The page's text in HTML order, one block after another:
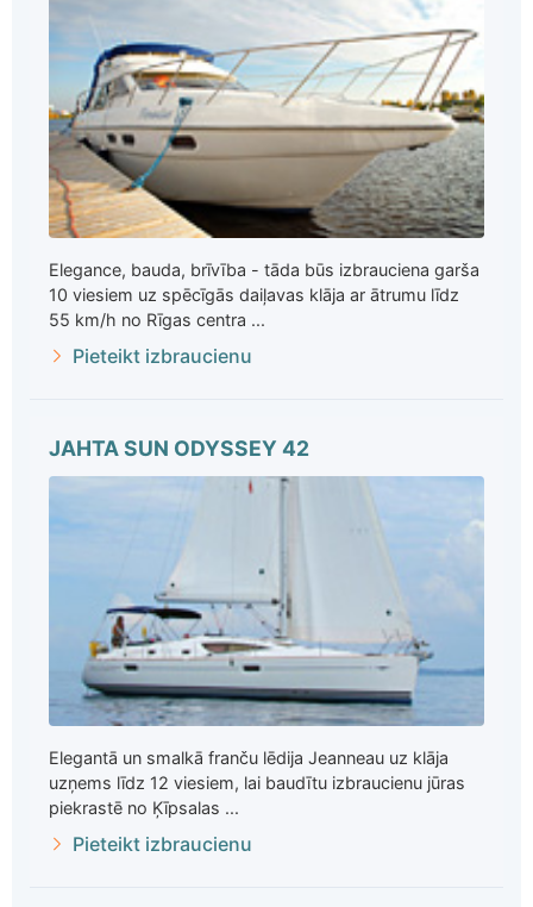
Elegance, bauda, brīvība - tāda būs izbrauciena garša
10 viesiem uz spēcīgās daiļavas klāja ar ātrumu līdz
55 km/h no Rīgas centra ...
Pieteikt izbraucienu
JAHTA SUN ODYSSEY 42
Elegantā un smalkā franču lēdija Jeanneau uz klāja
uzņems līdz 12 viesiem, lai baudītu izbraucienu jūras
piekrastē no Ķīpsalas ...
Pieteikt izbraucienu